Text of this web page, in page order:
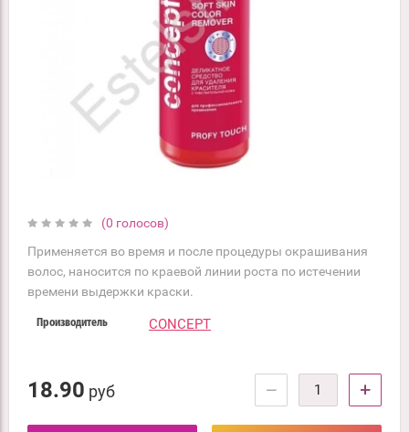
(0 голосов)
Применяется во время и после процедуры окрашивания
волос, наносится по краевой линии роста по истечении
времени выдержки краски.
Производитель CONCEPT
18.90 руб − +